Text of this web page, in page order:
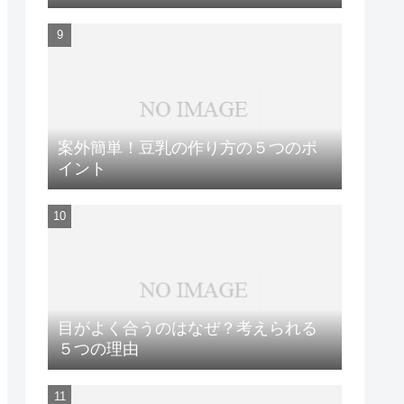
案外簡単！豆乳の作り方の５つのポ
イント
目がよく合うのはなぜ？考えられる
５つの理由